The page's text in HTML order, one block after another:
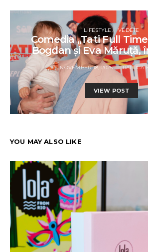
LIFESTYLE VEDETE
Comedia „Tati Full
Bogdan și Eva Măruță,
NOVEMBER 18, 2025 RALUCA
VIEW POST
YOU MAY ALSO LIKE